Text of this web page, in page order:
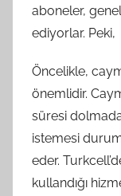
aboneler,
ediyorlar. Peki,
Öncelikle,
önemlidir.
süresi
istemesi
eder.
kullandığı